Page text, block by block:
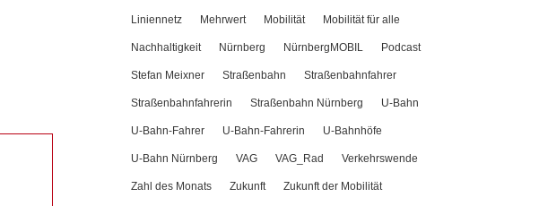
Liniennetz Mehrwert Mobilität Mobilität für alle
Nachhaltigkeit Nürnberg NürnbergMOBIL Podcast
Stefan Meixner Straßenbahn Straßenbahnfahrer
Straßenbahnfahrerin Straßenbahn Nürnberg U-Bahn
U-Bahn-Fahrer U-Bahn-Fahrerin U-Bahnhöfe
U-Bahn Nürnberg VAG VAG_Rad Verkehrswende
Zahl des Monats Zukunft Zukunft der Mobilität